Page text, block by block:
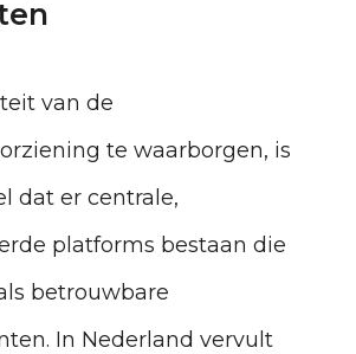
van de
te waarborgen, is
dat er centrale,
platforms bestaan die
betrouwbare
In Nederland vervult